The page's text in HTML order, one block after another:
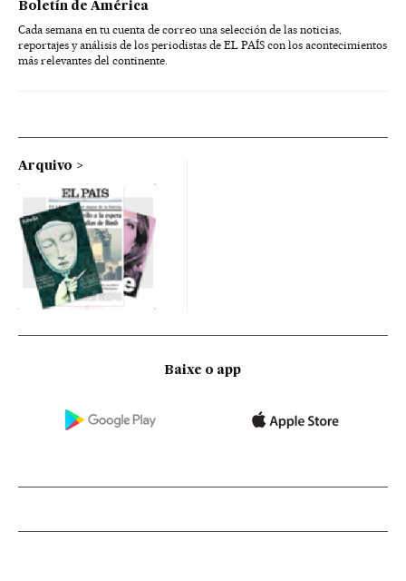
Boletín de América
Cada semana en tu cuenta de correo una selección de las noticias,
reportajes y análisis de los periodistas de EL PAÍS con los acontecimientos
más relevantes del continente.
Arquivo
Baixe o app